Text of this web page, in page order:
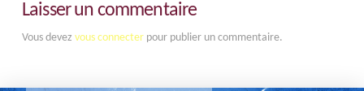
Laisser un commentaire
Vous devez vous connecterpour publier un commentaire.